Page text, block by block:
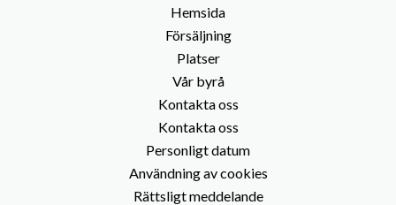
Hemsida
Försäljning
Platser
Vår byrå
Kontakta oss
Kontakta oss
Personligt datum
Användning av cookies
Rättsligt meddelande